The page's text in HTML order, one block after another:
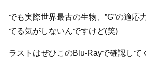
でも実際世界最古の生物、”G”の適応
てる気がしないんですけど(笑)
ラストはぜひこのBlu-Rayで確認して